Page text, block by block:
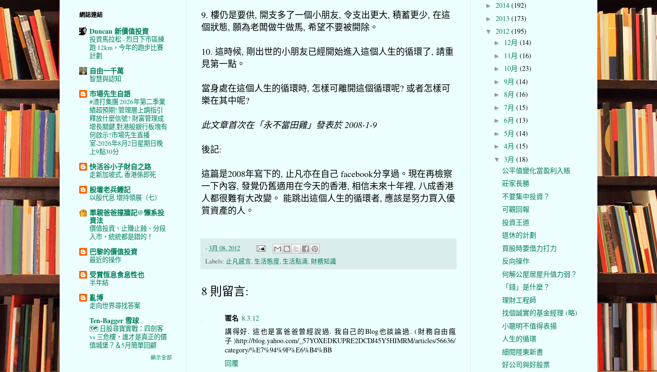
9. 樓仍是要供, 開支多了一個小朋友, 令支出更大, 積蓄更少, 在這
個狀態, 願為老闆做牛做馬, 希望不要被開除。
10. 這時候, 剛出世的小朋友已經開始進入這個人生的循環了, 請重
見第一點。
當身處在這個人生的循環時, 怎樣可離開這個循環呢? 或者怎樣可
樂在其中呢?
此文章首次在「永不當田雞」 發表於 2008-1-9
後記:
這篇是2008年寫下的, 止凡亦在自己 facebook分享過。現在再檢察
一下內容, 發覺仍舊適用在今天的香港, 相信未來十年裡, 八成香港
人都很難有大改變。 能跳出這個人生的循環者, 應該是努力買入優
質資產的人。
-3月 08, 2012
Labels: 止凡感言,生活態度,生活點滴, 財務知識
8 則留言:
匿名 8.3.12
講得好. 這也是富爸爸曾經說過. 我自己的Blog也談論過. (財務自由瘋
子)http://blog.yahoo.com/_57YOXEDKUPRE2DCDJ45Y5HIMRM/articles/56636/
category/%E7%94%9F%E6%B4%BB
回覆
網誌連結
Duncan 新價值投資
投資馬拉松 - 烈日下市區練
跑 12km，今年的跑步比賽
計劃
自由一千萬
智慧與認知
市場先生自語
#渣打集團 2026年第二季業
績超預期! 管理層上調指引
釋放什麼信號? 財富管理成
增長關鍵,對港股銀行板塊有
何啟示?市場先生直播
室-2026年8月2日星期日晚
上9點30分
快活谷小子財自之路
走新加坡式, 香港係即死
股壇老兵鍾記
以股代息 增持領展（七）
單親爸爸撞牆記@懶系投
資法
價值投資、止賺止蝕、分段
入市，統統都是錯的！
巴黎的價值投資
最近的操作
受賞恆息食息性也
半年結
亂博
走向世界尋找答案
Ten-Bagger 雪球
🗺️ 日股尋寶實戰：四劍客
vs 三危樓，誰才是真正的價
值城堡？＆5月簡單回顧
顯示全部
► 2014 (192)
► 2013 (173)
▼ 2012 (195)
► 12月 (14)
► 11月 (16)
► 10月 (23)
► 9月 (14)
► 8月 (16)
► 7月 (15)
► 6月 (13)
► 5月 (14)
► 4月 (15)
▼ 3月 (18)
公平值變化當盈利入賬
莊家長勝
不要集中投資？
可觀回報
投資王道
退休的計劃
買股時要借力打力
反向操作
何解公屋居屋升值力弱？
「錢」是什麼？
理財工程師
找個誠實的基金經理 (略)
小聰明不值得表揚
人生的循環
細閱陸東新書
好公司與好股票